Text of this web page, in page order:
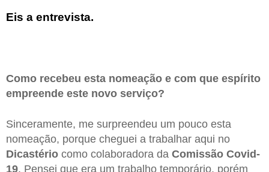
Eis a entrevista.
Como recebeu esta nomeação e com que espírito
empreende este novo serviço?
Sinceramente, me surpreendeu um pouco esta
nomeação, porque cheguei a trabalhar aqui no
Dicastério como colaboradora da Comissão Covid-
19. Pensei que era um trabalho temporário, porém